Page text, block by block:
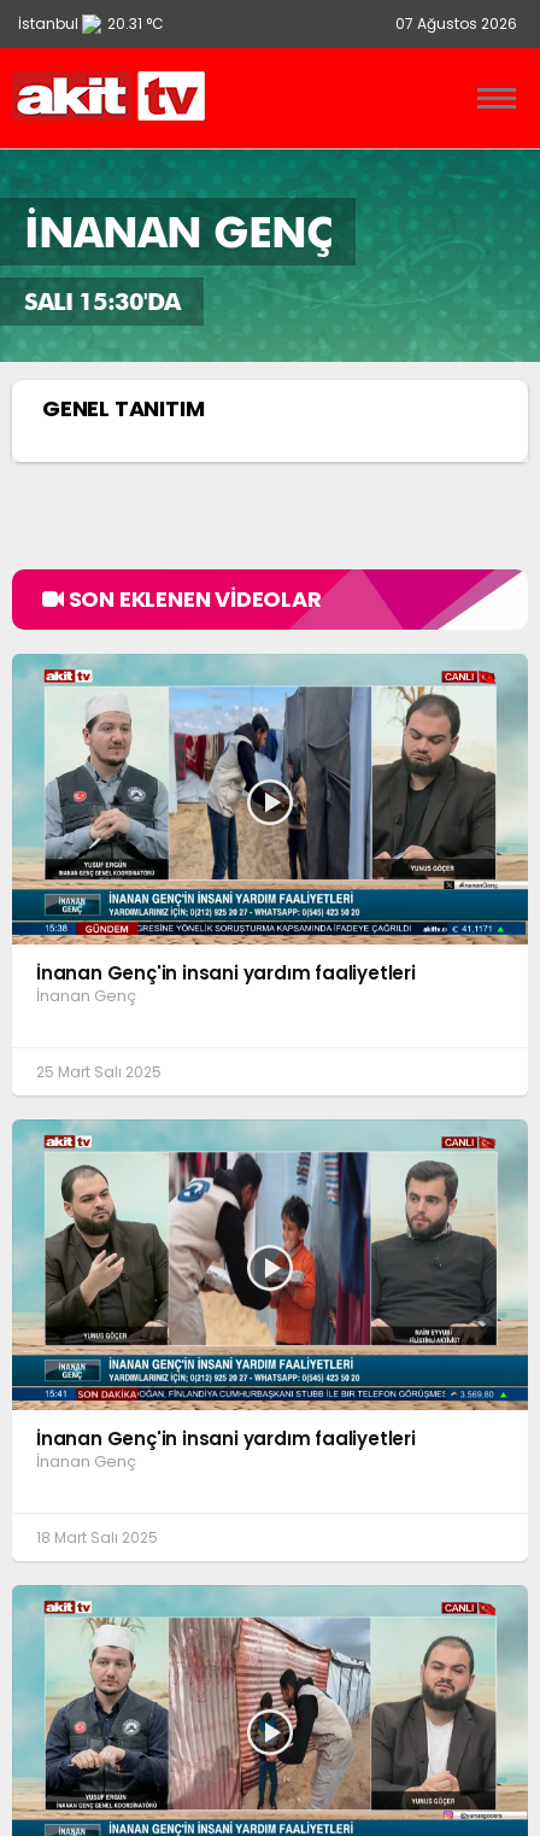
İstanbul 20.31 °C
Ankara 13.9 °C
İzmir 21.86 °C
07 Ağustos 2026
İNANAN GENÇ
SALI 15:30'DA
GENEL TANITIM
SON EKLENEN VİDEOLAR
İnanan Genç'in insani yardım faaliyetleri
İnanan Genç
25 Mart Salı 2025
İnanan Genç'in insani yardım faaliyetleri
İnanan Genç
18 Mart Salı 2025